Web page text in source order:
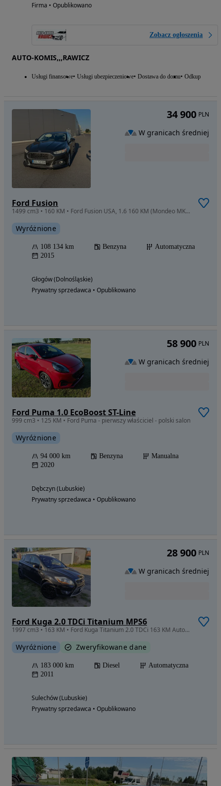
Firma • Opublikowano
Zobacz ogłoszenia
AUTO-KOMIS,,,RAWICZ
Usługi finansowe Usługi ubezpieczeniowe Dostawa do domu Odkup
Ford Fusion
1499 cm3 • 160 KM • Ford Fusion USA, 1.6 160 KM (Mondeo MK5)
Wyróżnione
108 134 km Benzyna
Automatyczna
2015
Głogów (Dolnośląskie)
Prywatny sprzedawca • Opublikowano
34 900 PLN
W granicach średniej
Ford Puma 1.0 EcoBoost ST-Line
999 cm3 • 125 KM • Ford Puma - pierwszy właściciel - polski salon
Wyróżnione
94 000 km Benzyna
Manualna
2020
Dębczyn (Lubuskie)
Prywatny sprzedawca • Opublikowano
58 900 PLN
W granicach średniej
Ford Kuga 2.0 TDCi Titanium MPS6
1997 cm3 • 163 KM • Ford Kuga Titanium 2.0 TDCi 163 KM Automat | Bezwypadkowy | 2× nowe AL
Wyróżnione Zweryfikowane dane
183 000 km Diesel
Automatyczna
2011
Sulechów (Lubuskie)
Prywatny sprzedawca • Opublikowano
28 900 PLN
W granicach średniej